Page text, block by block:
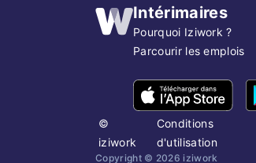
Intérimaires
Pourquoi Iziwork ?
Parcourir les emplois
©
iziwork
Conditions
d'utilisation
Copyright © 2026 iziwork